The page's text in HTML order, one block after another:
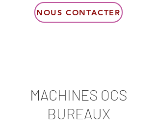
NOUS CONTACTER
MACHINES OCS
BUREAUX